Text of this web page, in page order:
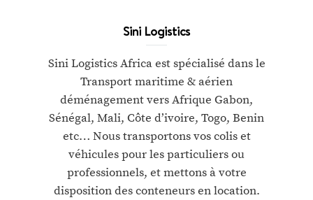
Sini Logistics
Sini Logistics Africa est spécialisé dans le
Transport maritime & aérien
déménagement vers Afrique Gabon,
Sénégal, Mali, Côte d’ivoire, Togo, Benin
etc… Nous transportons vos colis et
véhicules pour les particuliers ou
professionnels, et mettons à votre
disposition des conteneurs en location.